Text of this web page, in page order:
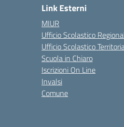
Link Esterni
MIUR
Ufficio Scolastico
Ufficio Scolastico
Scuola in Chiaro
Iscrizioni On Line
Invalsi
Comune